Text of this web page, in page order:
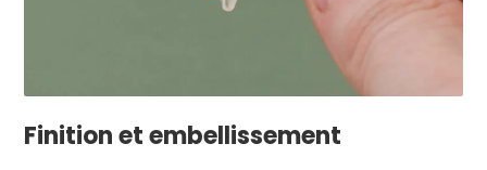
Finition et embellissement